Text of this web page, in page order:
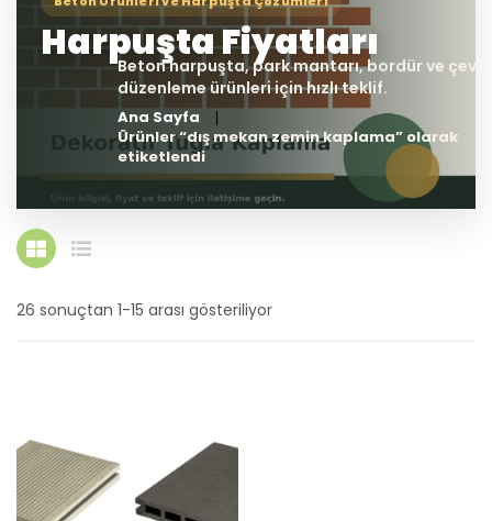
Ana Sayfa
Ürünler “dış mekan zemin kaplama” olarak
etiketlendi
26 sonuçtan 1-15 arası gösteriliyor